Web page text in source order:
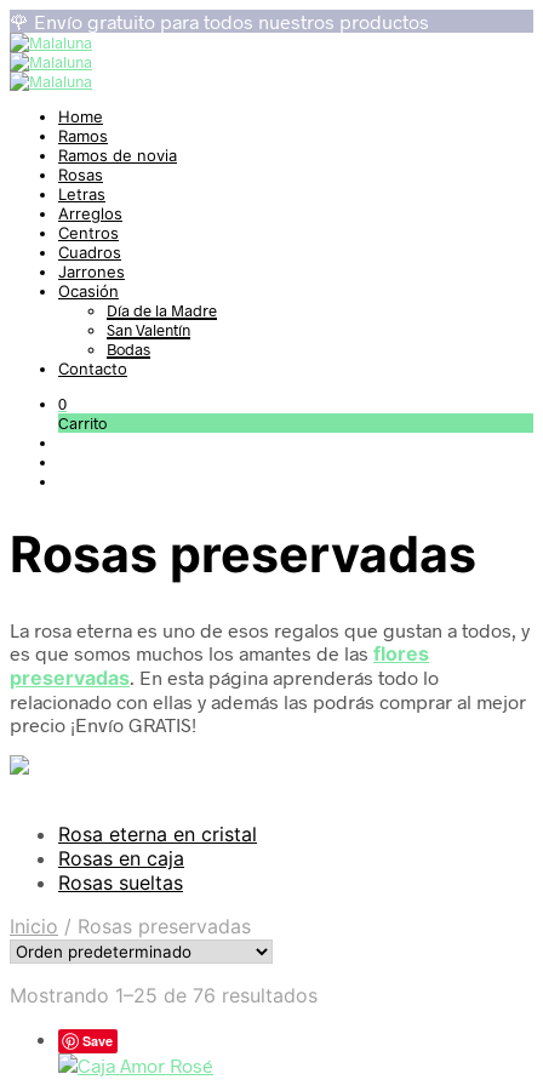
🌹 Envío gratuito para todos nuestros productos
Home
Ramos
Ramos de novia
Rosas
Letras
Arreglos
Centros
Cuadros
Jarrones
Ocasión
Día de la Madre
San Valentín
Bodas
Contacto
0
Carrito
Rosas preservadas
La rosa eterna es uno de esos regalos que gustan a todos, y
es que somos muchos los amantes de las flores
preservadas. En esta página aprenderás todo lo
relacionado con ellas y además las podrás comprar al mejor
precio ¡Envío GRATIS!
Rosa eterna en cristal
Rosas en caja
Rosas sueltas
Inicio / Rosas preservadas
Mostrando 1–25 de 76 resultados
Save